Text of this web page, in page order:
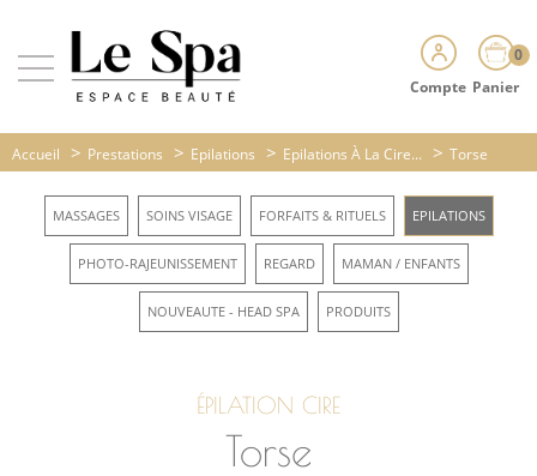
Compte
0
Panier
Accueil > Prestations > Epilations > Epilations À La Cire... > Torse
MASSAGES SOINS VISAGE FORFAITS & RITUELS EPILATIONS
PHOTO-RAJEUNISSEMENT REGARD MAMAN / ENFANTS
NOUVEAUTE - HEAD SPA PRODUITS
ÉPILATION CIRE
Torse